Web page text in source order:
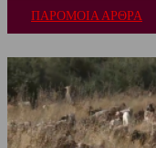
ΠΑΡΟΜΟΙΑ ΑΡΘΡΑ